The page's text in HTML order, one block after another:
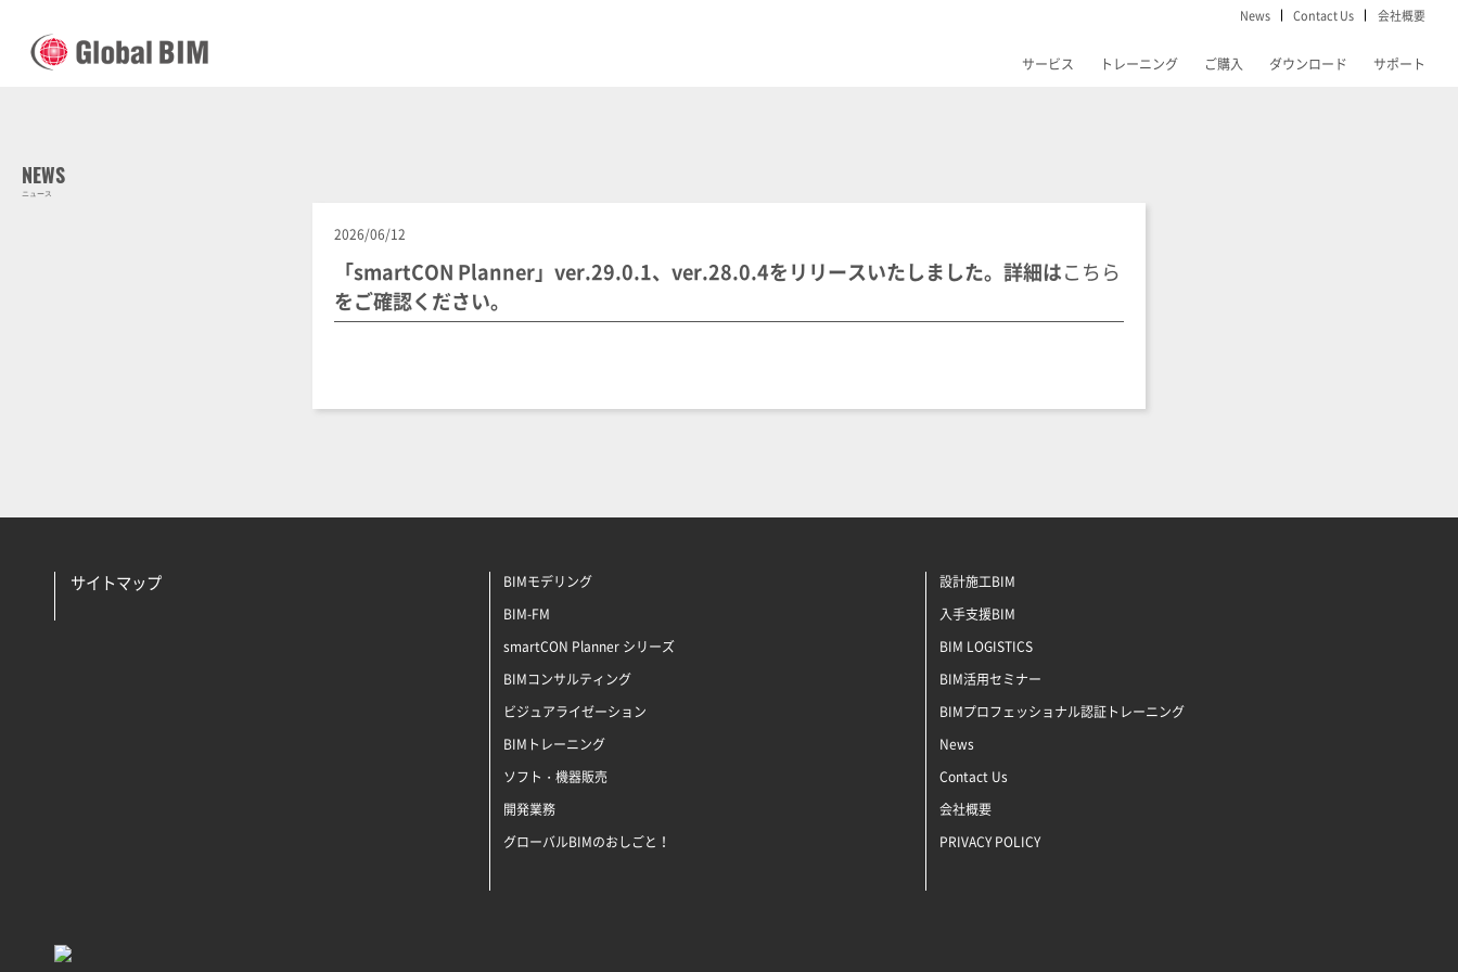
News Contact Us 会社概要
サービス トレーニング ご購入 ダウンロード サポート
NEWS
ニュース
2026/06/12
「smartCON Planner」ver.29.0.1、ver.28.0.4をリリースいたしました。詳細はこちら
をご確認ください。
サイトマップ
BIMモデリング
BIM-FM
smartCON Planner シリーズ
BIMコンサルティング
ビジュアライゼーション
BIMトレーニング
ソフト・機器販売
開発業務
グローバルBIMのおしごと！
設計施工BIM
入手支援BIM
BIM LOGISTICS
BIM活用セミナー
BIMプロフェッショナル認証トレーニング
News
Contact Us
会社概要
PRIVACY POLICY